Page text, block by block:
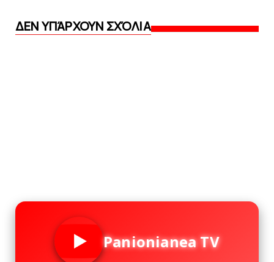
ΔΕΝ ΥΠΆΡΧΟΥΝ ΣΧΌΛΙΑ
Panionianea TV